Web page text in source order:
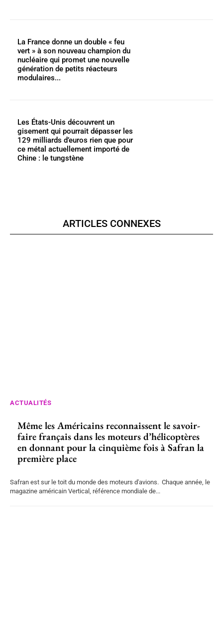
La France donne un double « feu
vert » à son nouveau champion du
nucléaire qui promet une nouvelle
génération de petits réacteurs
modulaires...
Les États-Unis découvrent un
gisement qui pourrait dépasser les
129 milliards d’euros rien que pour
ce métal actuellement importé de
Chine : le tungstène
ARTICLES CONNEXES
ACTUALITÉS
Même les Américains reconnaissent le savoir-
faire français dans les moteurs d’hélicoptères
en donnant pour la cinquième fois à Safran la
première place
Safran est sur le toit du monde des moteurs d'avions. Chaque année, le
magazine américain Vertical, référence mondiale de...